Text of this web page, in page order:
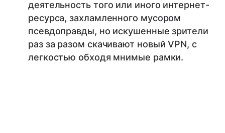
деятельность того или иного интернет-
ресурса, захламленного мусором
псевдоправды, но искушенные зрители
раз за разом скачивают новый VPN, с
легкостью обходя мнимые рамки.